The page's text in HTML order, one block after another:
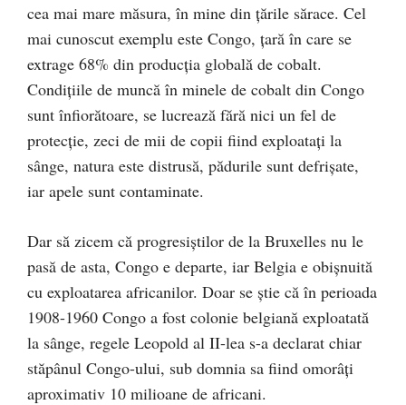
cea mai mare măsura, în mine din țările sărace. Cel
mai cunoscut exemplu este Congo, țară în care se
extrage 68% din producția globală de cobalt.
Condițiile de muncă în minele de cobalt din Congo
sunt înfiorătoare, se lucrează fără nici un fel de
protecție, zeci de mii de copii fiind exploatați la
sânge, natura este distrusă, pădurile sunt defrișate,
iar apele sunt contaminate.
Dar să zicem că progresiștilor de la Bruxelles nu le
pasă de asta, Congo e departe, iar Belgia e obișnuită
cu exploatarea africanilor. Doar se știe că în perioada
1908-1960 Congo a fost colonie belgiană exploatată
la sânge, regele Leopold al II-lea s-a declarat chiar
stăpânul Congo-ului, sub domnia sa fiind omorâți
aproximativ 10 milioane de africani.